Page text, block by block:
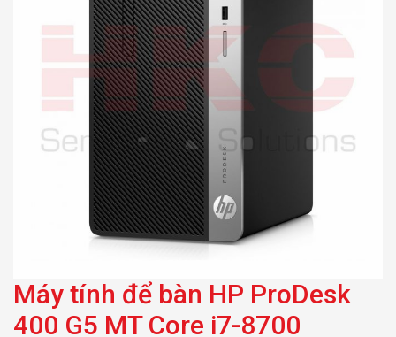
Máy tính để bàn HP ProDesk
400 G5 MT Core i7-8700